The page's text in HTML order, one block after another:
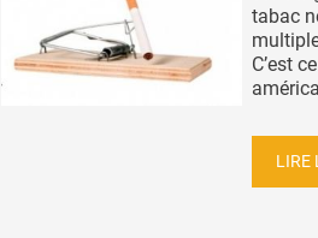
tabac
C’est
LIRE